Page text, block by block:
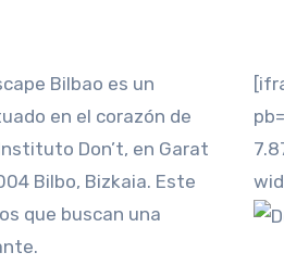
Bilbao es un
en el corazón de
Don’t, en Garat
Bilbo, Bizkaia. Este
que buscan una